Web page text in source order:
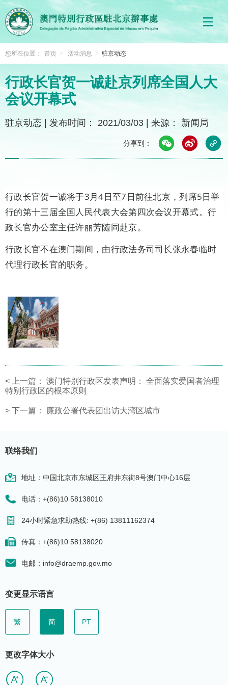
您所在位置： 首页 > 活动消息 > 驻京动态
行政长官贺一诚赴京列席全国人大
会议开幕式
驻京动态 | 发布时间： 2021/03/03 | 来源： 新闻局
分享到：
行政长官贺一诚将于3月4日至7日前往北京，列席5日举
行的第十三届全国人民代表大会第四次会议开幕式。行
政长官办公室主任许丽芳随同赴京。
行政长官不在澳门期间，由行政法务司司长张永春临时
代理行政长官的职务。
< 上一篇：
澳门特别行政区发表声明： 全面落实爱国者治理
特别行政区的根本原则
> 下一篇： 廉政公署代表团出访大湾区城市
联络我们
地址：中国北京市东城区王府井东街8号澳门中心16层
电话：+(86)10 58138010
24小时紧急求助热线: +(86) 13811162374
传真：+(86)10 58138020
电邮：info@draemp.gov.mo
变更显示语言
繁 简 PT
更改字体大小